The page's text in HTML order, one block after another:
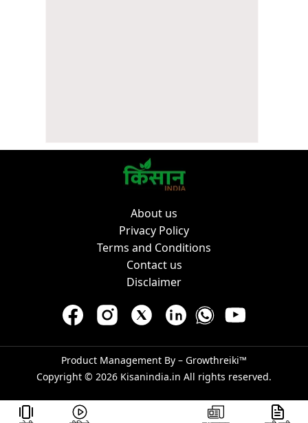
About us
Privacy Policy
Terms and Conditions
Contact us
Disclaimer
Product Management By – Growthreiki™
Copyright © 2026 Kisanindia.in All rights reserved.